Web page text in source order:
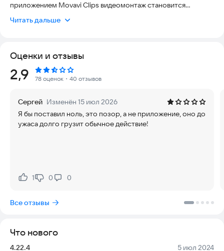
приложением Movavi Clips видеомонтаж становится
склеивать или обрезать видео, добавлять переходы, музыку,
результата не требуются сложные дополнительные
эффекты. Ваши фильмы, ролики о путешествиях, интересные
мероприятия и домашние архивы станут выглядеть как
работа профессионалов, благодаря следующим
☆ видеоредактор полностью бесплатный, удобен в
использовании и отличается интуитивно понятным
даже новичкам без опыта;
☆ качественный монтаж возможен благодаря точной
☆ видеоролики не имеют ограничений по времени и объему
Ваши клипы и фильмы удивят окружающих, так как по
качеству они не уступают профессиональным работам.
Читать дальше
Оценки и отзывы
Рейтинг:
2,9 78 оценок ・40 отзывов
Сергей Изменён 15 июл 2026
Я бы поставил ноль, это позор, а не приложение, оно до
ужаса долго грузит обычное действие!
Нравится:
1Не нравится:
0 0
Все отзывы
Что нового
Версия:
4.22.4 Дата:
5 июл 2024